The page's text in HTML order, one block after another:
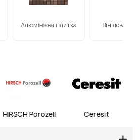
Алюмінієва плитка Вінілова
HIRSCH Porozell Ceresit